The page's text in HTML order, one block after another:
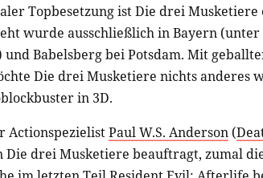
Topbesetzung ist Die drei Musketiere
wurde ausschließlich in Bayern (unter
Babelsberg bei Potsdam. Mit
Die drei Musketiere nichts anderes
in 3D.
ActionspezielistPaul W.S. Anderson (
Die drei Musketiere beauftragt, zumal